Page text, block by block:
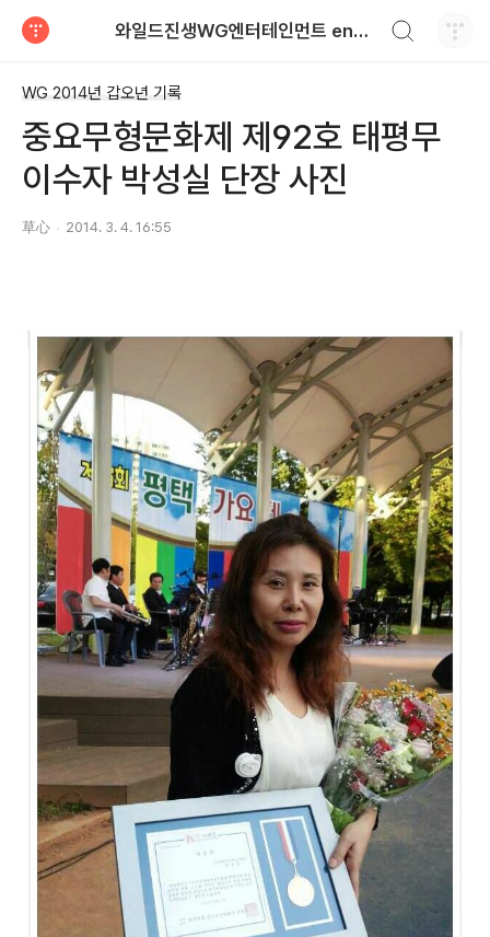
와일드진생WG엔터테인먼트 entertainment
WG 2014년 갑오년 기록
중요무형문화제 제92호 태평무
이수자 박성실 단장 사진
草心 2014. 3. 4. 16:55